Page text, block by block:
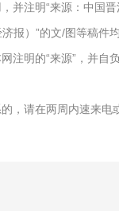
并注明“来源：中国
报）”的文/图等稿
注明的“来源”，并
，请在两周内速来电